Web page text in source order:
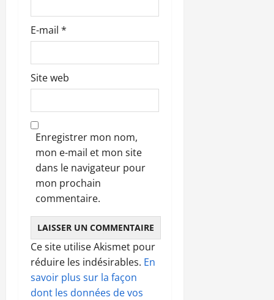
E-mail *
Site web
Enregistrer mon nom,
mon e-mail et mon site
dans le navigateur pour
mon prochain
commentaire.
Ce site utilise Akismet pour
réduire les indésirables. En
savoir plus sur la façon
dont les données de vos